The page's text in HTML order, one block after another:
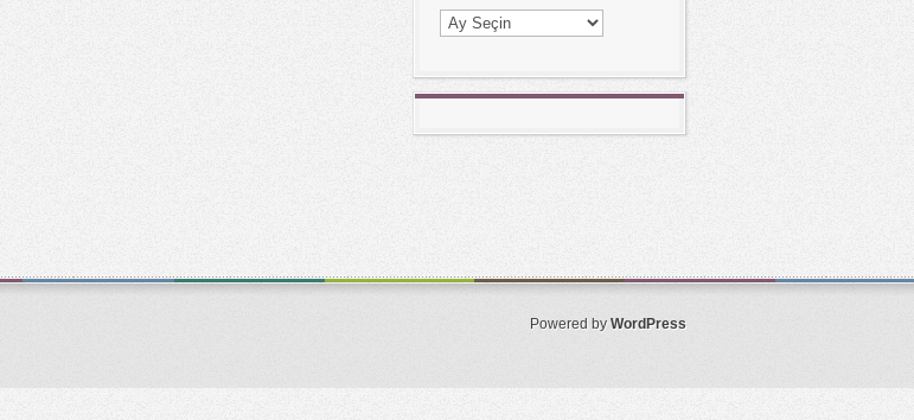
Powered by WordPress